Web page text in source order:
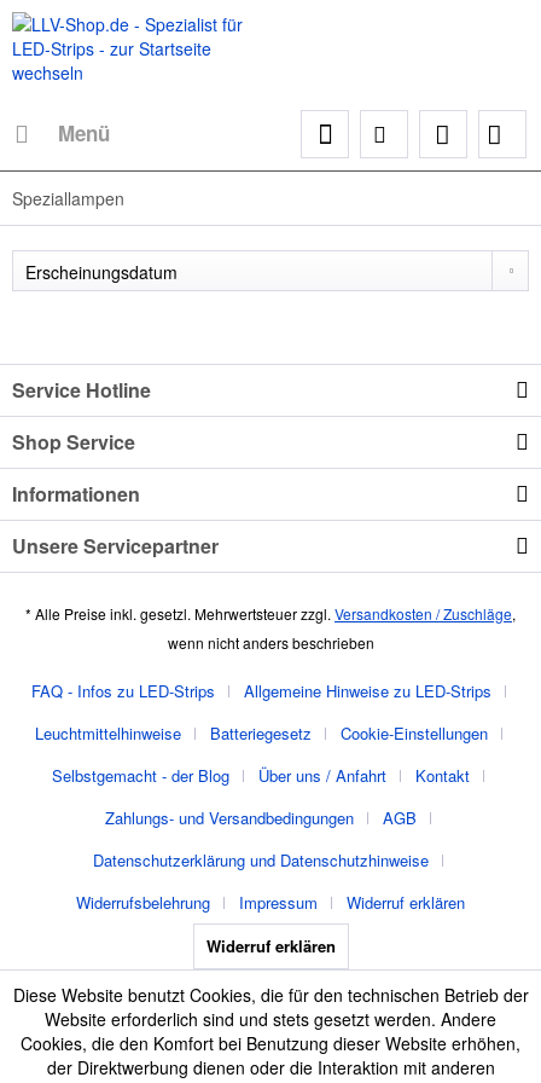
Menü
Speziallampen
Service Hotline
Shop Service
Informationen
Unsere Servicepartner
* Alle Preise inkl. gesetzl. Mehrwertsteuer zzgl. Versandkosten / Zuschläge,
wenn nicht anders beschrieben
FAQ - Infos zu LED-Strips
Allgemeine Hinweise zu LED-Strips
Leuchtmittelhinweise
Batteriegesetz
Cookie-Einstellungen
Selbstgemacht - der Blog
Über uns / Anfahrt
Kontakt
Zahlungs- und Versandbedingungen
AGB
Datenschutzerklärung und Datenschutzhinweise
Widerrufsbelehrung
Impressum
Widerruf erklären
Widerruf erklären
Diese Website benutzt Cookies, die für den technischen Betrieb der
Website erforderlich sind und stets gesetzt werden. Andere
Cookies, die den Komfort bei Benutzung dieser Website erhöhen,
der Direktwerbung dienen oder die Interaktion mit anderen